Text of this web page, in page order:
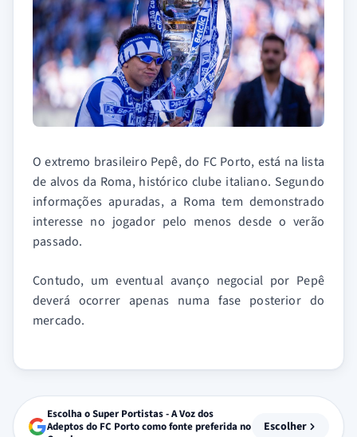
O extremo brasileiro Pepê, do FC Porto, está na lista
de alvos da Roma, histórico clube italiano. Segundo
informações apuradas, a Roma tem demonstrado
interesse no jogador pelo menos desde o verão
passado.
Contudo, um eventual avanço negocial por Pepê
deverá ocorrer apenas numa fase posterior do
mercado.
Escolha o Super Portistas - A Voz dos
Adeptos do FC Porto como fonte preferida no
Escolher